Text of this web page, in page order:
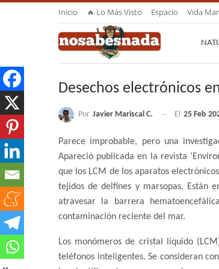
Inicio 🔥 Lo Más Visto Espacio Vida
Desechos electrónicos
Por Javier Mariscal C. El 25 Feb
Parece improbable, pero una
Apareció publicada en la revista
que los LCM de los aparatos
tejidos de delfines y marsopas. Están
atravesar la barrera
contaminación reciente del mar.
Los monómeros de cristal líquido
teléfonos inteligentes. Se consideran